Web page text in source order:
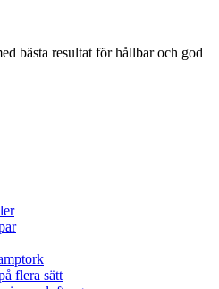
bästa resultat för hållbar och god
flera sätt